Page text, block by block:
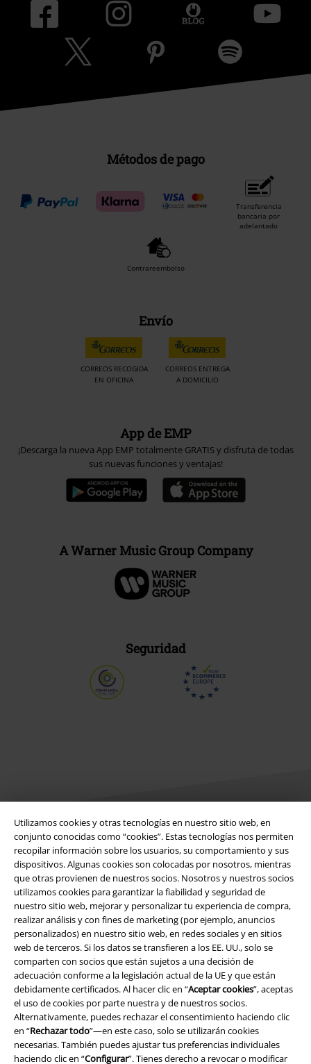
Utilizamos cookies y otras tecnologías en nuestro sitio web, en
conjunto conocidas como “cookies”. Estas tecnologías nos permiten
recopilar información sobre los usuarios, su comportamiento y sus
dispositivos. Algunas cookies son colocadas por nosotros, mientras
que otras provienen de nuestros socios. Nosotros y nuestros socios
utilizamos cookies para garantizar la fiabilidad y seguridad de
nuestro sitio web, mejorar y personalizar tu experiencia de compra,
realizar análisis y con fines de marketing (por ejemplo, anuncios
personalizados) en nuestro sitio web, en redes sociales y en sitios
web de terceros. Si los datos se transfieren a los EE. UU., solo se
comparten con socios que están sujetos a una decisión de
adecuación conforme a la legislación actual de la UE y que están
debidamente certificados. Al hacer clic en “Aceptar cookies”, aceptas
el uso de cookies por parte nuestra y de nuestros socios.
Alternativamente, puedes rechazar el consentimiento haciendo clic
en “Rechazar todo”—en este caso, solo se utilizarán cookies
necesarias. También puedes ajustar tus preferencias individuales
haciendo clic en “Configurar”. Tienes derecho a revocar o modificar
Métodos de pago
Transferencia
bancaria por
adelantado
Contrareembolso
Envío
CORREOS RECOGIDA
EN OFICINA
CORREOS ENTREGA
A DOMICILIO
App de EMP
¡Descarga la nueva App EMP totalmente GRATIS y disfruta de todas
sus nuevas funciones y ventajas!
A Warner Music Group Company
Seguridad
Legal
Términos y Condiciones
Aviso Legal
Ley protección de datos
Eliminación de residuos y protección del medioambiente
Declaración de Conformidad
Información sobre accesibilidad